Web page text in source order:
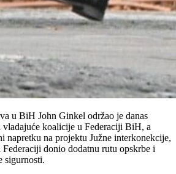
u BiH John Ginkel održao je danas
vladajuće koalicije u Federaciji BiH, a
napretku na projektu Južne interkonekcije,
donio dodatnu rutu opskrbe i
sigurnosti.